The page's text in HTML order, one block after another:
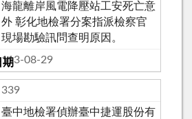
海龍離岸風電降壓站工安死亡意
外 彰化地檢署分案指派檢察官
現場勘驗訊問查明原因。
113-08-29
339
臺中地檢署偵辦臺中捷運股份有